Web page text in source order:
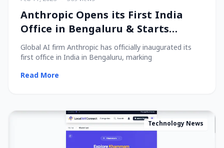
Anthropic Opens its First India
Office in Bengaluru & Starts
Hiring Local Talent!
Global AI firm Anthropic has officially inaugurated its
first office in India in Bengaluru, marking
Read More
Technology News